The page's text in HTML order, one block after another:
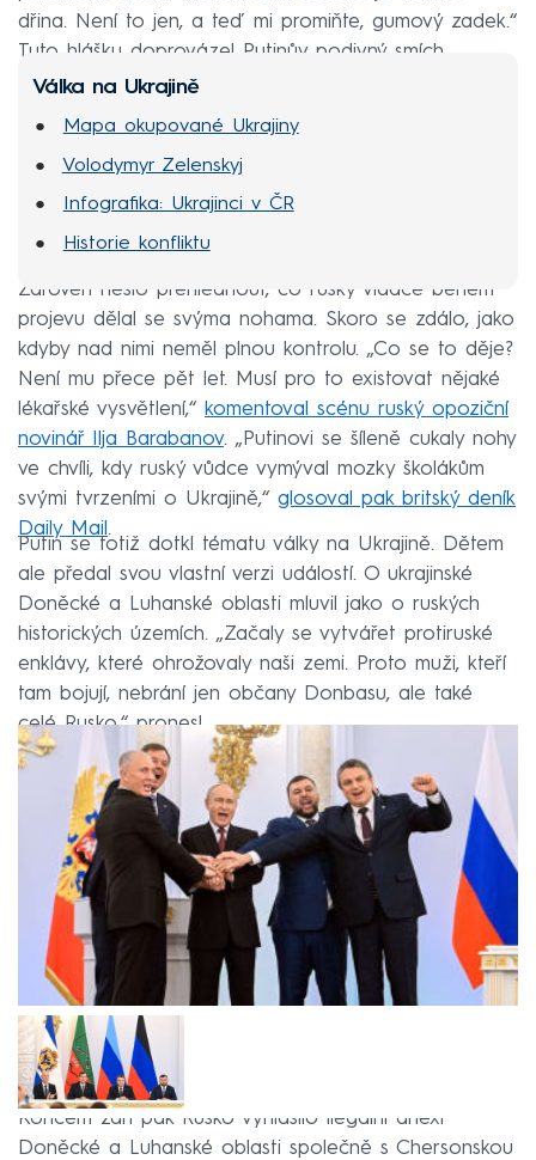
dřina. Není to jen, a teď mi promiňte, gumový zadek.“
Tuto hlášku doprovázel Putinův podivný smích.
Válka na Ukrajině
Mapa okupované Ukrajiny
Volodymyr Zelenskyj
Infografika: Ukrajinci v ČR
Historie konfliktu
Zároveň nešlo přehlédnout, co ruský vládce během
projevu dělal se svýma nohama. Skoro se zdálo, jako
kdyby nad nimi neměl plnou kontrolu. „Co se to děje?
Není mu přece pět let. Musí pro to existovat nějaké
lékařské vysvětlení,“ komentoval scénu ruský opoziční
novinář Ilja Barabanov. „Putinovi se šíleně cukaly nohy
ve chvíli, kdy ruský vůdce vymýval mozky školákům
svými tvrzeními o Ukrajině,“ glosoval pak britský deník
Daily Mail .
Putin se totiž dotkl tématu války na Ukrajině. Dětem
ale předal svou vlastní verzi událostí. O ukrajinské
Doněcké a Luhanské oblasti mluvil jako o ruských
historických územích. „Začaly se vytvářet protiruské
enklávy, které ohrožovaly naši zemi. Proto muži, kteří
tam bojují, nebrání jen občany Donbasu, ale také
celé Rusko,“ pronesl.
Koncem září pak Rusko vyhlásilo ilegální anexi
Doněcké a Luhanské oblasti společně s Chersonskou